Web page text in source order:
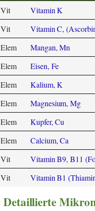
Vit Vitamin K
Vit
Vitamin C,
Elem
Mangan, Mn
Elem
Eisen, Fe
Elem
Kalium, K
Elem
Magnesium, Mg
Elem
Kupfer, Cu
Elem
Calcium, Ca
Vit
Vitamin B9, B11
Vit
Vitamin B1
Detaillierte